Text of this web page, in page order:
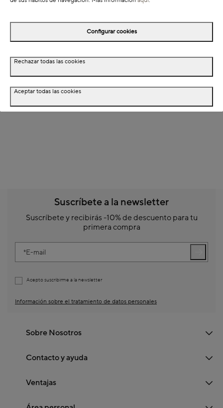
Detalles del producto
Suscríbete a la newsletter
Suscríbete y recibirás -10% de descuento para tu
primera compra
E-mail
Acepto suscribirme a la newsletter
Información sobre el tratamiento de datos personales
Sobre Nosotros
Contacto y ayuda
Ventajas
Configurar cookies
Rechazar todas las cookies
Aceptar todas las cookies